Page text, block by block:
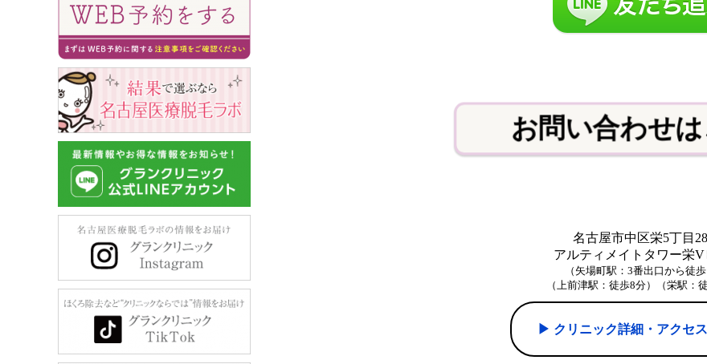
お問い合わせ
名古屋市中区栄5丁目
アルティメイトタワー栄V
（矢場町駅：3番出口から徒歩
（上前津駅：徒歩8分）（栄駅：
▶︎ クリニック詳細・アクセ